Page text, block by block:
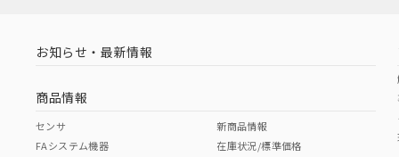
お知らせ・最新情報
商品情報
センサ
FAシステム機器
新商品情報
在庫状況/標準価格